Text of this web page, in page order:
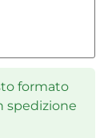
formato
spedizione